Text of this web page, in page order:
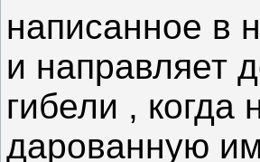
написанное в
и направляет
гибели ,
дарованную